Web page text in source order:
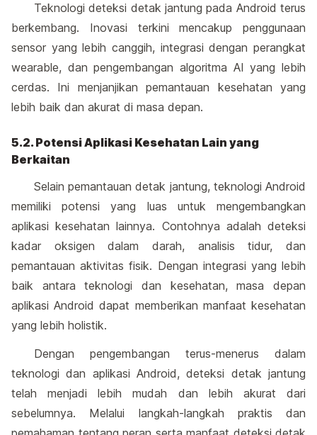
Teknologi deteksi detak jantung pada Android terus
berkembang. Inovasi terkini mencakup penggunaan
sensor yang lebih canggih, integrasi dengan perangkat
wearable, dan pengembangan algoritma AI yang lebih
cerdas. Ini menjanjikan pemantauan kesehatan yang
lebih baik dan akurat di masa depan.
5.2. Potensi Aplikasi Kesehatan Lain yang
Berkaitan
Selain pemantauan detak jantung, teknologi Android
memiliki potensi yang luas untuk mengembangkan
aplikasi kesehatan lainnya. Contohnya adalah deteksi
kadar oksigen dalam darah, analisis tidur, dan
pemantauan aktivitas fisik. Dengan integrasi yang lebih
baik antara teknologi dan kesehatan, masa depan
aplikasi Android dapat memberikan manfaat kesehatan
yang lebih holistik.
Dengan pengembangan terus-menerus dalam
teknologi dan aplikasi Android, deteksi detak jantung
telah menjadi lebih mudah dan lebih akurat dari
sebelumnya. Melalui langkah-langkah praktis dan